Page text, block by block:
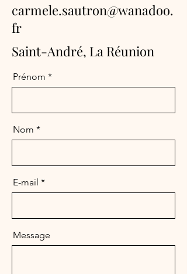
carmele.sautron@wanadoo.
fr
Saint-André, La Réunion
Prénom
Nom
E-mail
Message